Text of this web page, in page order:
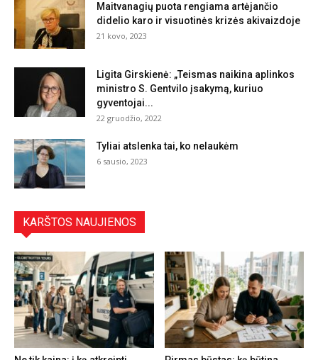
Maitvanagių puota rengiama artėjančio
didelio karo ir visuotinės krizės akivaizdoje
21 kovo, 2023
Ligita Girskienė: „Teismas naikina aplinkos
ministro S. Gentvilo įsakymą, kuriuo
gyventojai...
22 gruodžio, 2022
Tyliai atslenka tai, ko nelaukėm
6 sausio, 2023
KARŠTOS NAUJIENOS